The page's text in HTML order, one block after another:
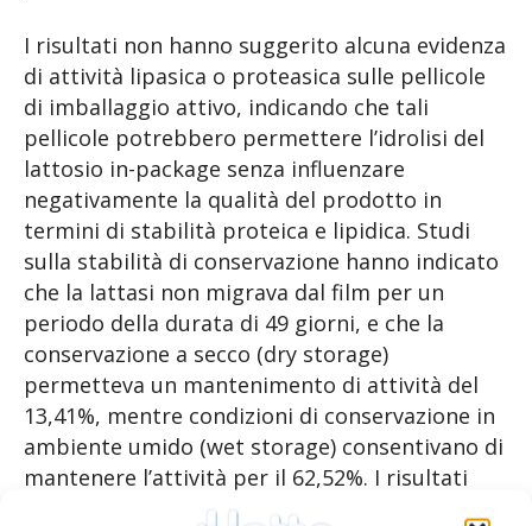
I risultati non hanno suggerito alcuna evidenza
di attività lipasica o proteasica sulle pellicole
di imballaggio attivo, indicando che tali
pellicole potrebbero permettere l’idrolisi del
lattosio in-package senza influenzare
negativamente la qualità del prodotto in
termini di stabilità proteica e lipidica. Studi
sulla stabilità di conservazione hanno indicato
che la lattasi non migrava dal film per un
periodo della durata di 49 giorni, e che la
conservazione a secco (dry storage)
permetteva un mantenimento di attività del
13,41%, mentre condizioni di conservazione in
ambiente umido (wet storage) consentivano di
mantenere l’attività per il 62,52%. I risultati
della conta su piastra standard hanno indicato